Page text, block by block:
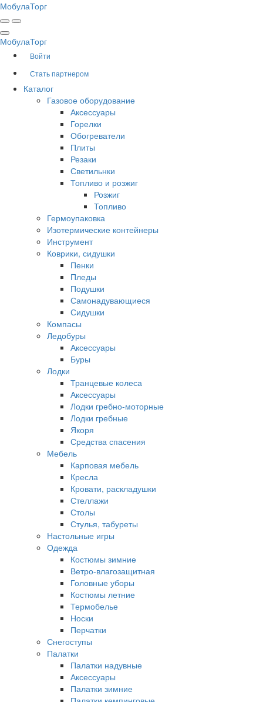
МобулаТорг
МобулаТорг
Войти
Стать партнером
Каталог
Газовое оборудование
Аксессуары
Горелки
Обогреватели
Плиты
Резаки
Светильнки
Топливо и розжиг
Розжиг
Топливо
Гермоупаковка
Изотермические контейнеры
Инструмент
Коврики, сидушки
Пенки
Пледы
Подушки
Самонадувающиеся
Сидушки
Компасы
Ледобуры
Аксессуары
Буры
Лодки
Транцевые колеса
Аксессуары
Лодки гребно-моторные
Лодки гребные
Якоря
Средства спасения
Мебель
Карповая мебель
Кресла
Кровати, раскладушки
Стеллажи
Столы
Стулья, табуреты
Настольные игры
Одежда
Костюмы зимние
Ветро-влагозащитная
Головные уборы
Костюмы летние
Термобелье
Носки
Перчатки
Снегоступы
Палатки
Палатки надувные
Аксессуары
Палатки зимние